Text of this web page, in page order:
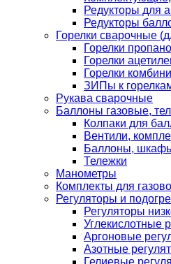
Редукторы для
Редукторы
Горелки сварочные
Горелки
Горелки
Горелки
ЗИПы к
Рукава сварочные
Баллоны газовые,
Колпаки для
Вентили,
Баллоны,
Тележки
Манометры
Комплекты для
Регуляторы и
Регуляторы
Углекислотные
Аргоновые
Азотные
Гелиевые